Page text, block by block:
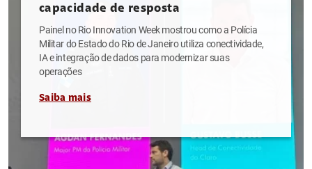
capacidade de resposta
Painel no Rio Innovation Week mostrou como a Polícia
Militar do Estado do Rio de Janeiro utiliza conectividade,
IA e integração de dados para modernizar suas
operações
Saiba mais